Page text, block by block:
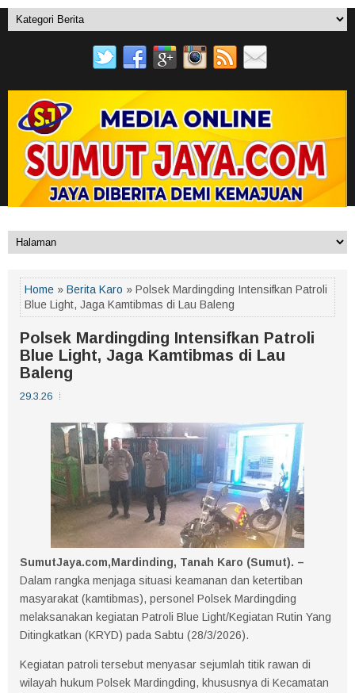
Home » Berita Karo » Polsek Mardingding Intensifkan Patroli
Blue Light, Jaga Kamtibmas di Lau Baleng
Polsek Mardingding Intensifkan Patroli
Blue Light, Jaga Kamtibmas di Lau
Baleng
29.3.26
SumutJaya.com,Mardinding, Tanah Karo (Sumut). –
Dalam rangka menjaga situasi keamanan dan ketertiban
masyarakat (kamtibmas), personel Polsek Mardingding
melaksanakan kegiatan Patroli Blue Light/Kegiatan Rutin Yang
Ditingkatkan (KRYD) pada Sabtu (28/3/2026).
Kegiatan patroli tersebut menyasar sejumlah titik rawan di
wilayah hukum Polsek Mardingding, khususnya di Kecamatan